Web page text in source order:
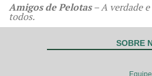
Amigos de Pelotas– A verdade e
todos.
SOBRE
Equipe